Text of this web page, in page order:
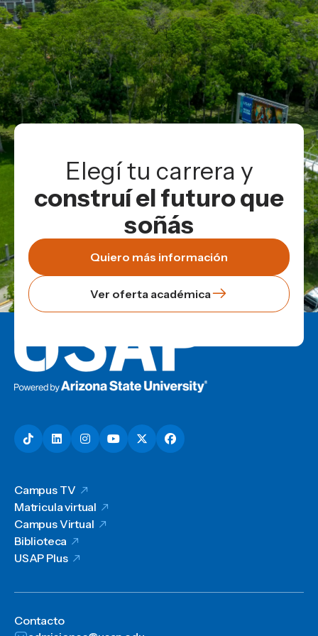
Elegí tu carrera y
construí el futuro que
soñás
Quiero más información
Ver oferta académica
Campus TV
Matricula virtual
Campus Virtual
Biblioteca
USAP Plus
Contacto